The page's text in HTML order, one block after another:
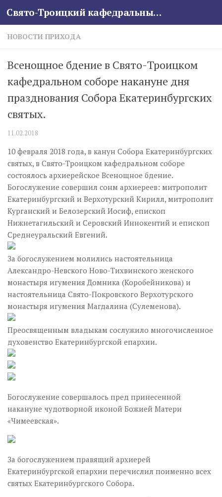
Skip to content Свято-Троицкий кафедральный собор
НОВОСТИ ПРИХОДА
Всенощное бдение в Свято-Троицком
кафедральном соборе накануне дня
празднования Собора Екатеринбургских
святых.
11.02.2018
10 февраля 2018 года, в канун Собора Екатеринбургских
святых, в Свято-Троицком кафедральном соборе
состоялось архиерейское Всенощное бдение.
Богослужение совершил сонм архиереев: митрополит
Екатеринбургский и Верхотурский Кирилл, митрополит
Курганский и Белозерский Иосиф, епископ
Нижнетагильский и Серовский Иннокентий и епископ
Среднеуральский Евгений.
За богослужением молились настоятельница
Александро-Невского Ново-Тихвинского женского
монастыря игумения Домника (Коробейникова) и
настоятельница Свято-Покровского Верхотурского
монастыря игумения Магдалина (Сулеменова).
Преосвященным владыкам сослужило многочисленное
духовенство Екатеринбургской епархии.
Богослужение совершалось пред принесенной
накануне чудотворной иконой Божией Матери
«Чимеевская».
За богослужением правящий архиерей
Екатеринбургской епархии перечислил поименно всех
святых Екатеринбургского Собора.